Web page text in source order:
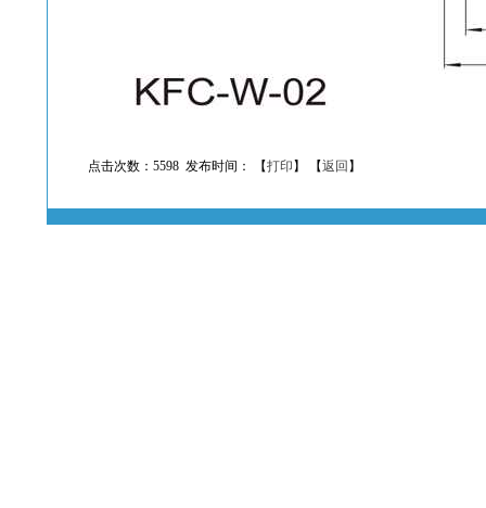
点击次数：5598 发布时间： 【打印 】 【返回 】